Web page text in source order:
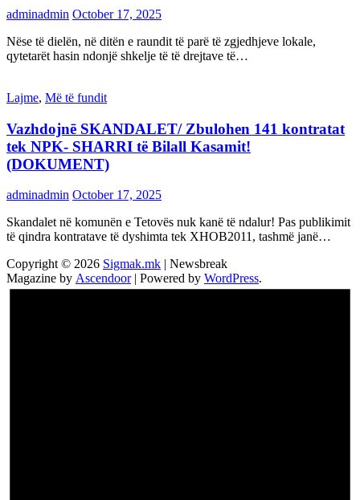
adminadmin October 17, 2025
Nëse të dielën, në ditën e raundit të parë të zgjedhjeve lokale,
qytetarët hasin ndonjë shkelje të të drejtave të…
Lajme, Më të fundit
Vazhdojnē SKANDALET/ Zbulohen 141 kontratat
tek NPK- SHARRI të Bilall Kasamit!
(DOKUMENT)
adminadmin October 17, 2025
Skandalet në komunën e Tetovës nuk kanë të ndalur! Pas publikimit
të qindra kontratave të dyshimta tek XHOB2011, tashmë janë…
Copyright © 2026 Sigmak.mk | Newsbreak
Magazine by Ascendoor| Powered by WordPress.